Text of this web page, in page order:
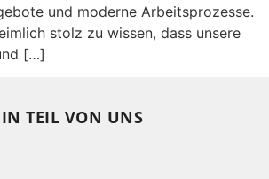
und moderne Arbeitsprozesse.
stolz zu wissen, dass unsere
[…]
TEIL VON UNS